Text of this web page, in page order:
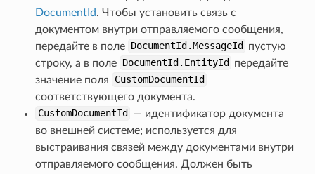
DocumentId. Чтобы установить связь с
документом внутри отправляемого сообщения,
передайте в поле
DocumentId.MessageId
пустую
строку, а в поле
DocumentId.EntityId
передайте
значение поля
CustomDocumentId
соответствующего документа.
CustomDocumentId
— идентификатор документа
во внешней системе; используется для
выстраивания связей между документами внутри
отправляемого сообщения. Должен быть